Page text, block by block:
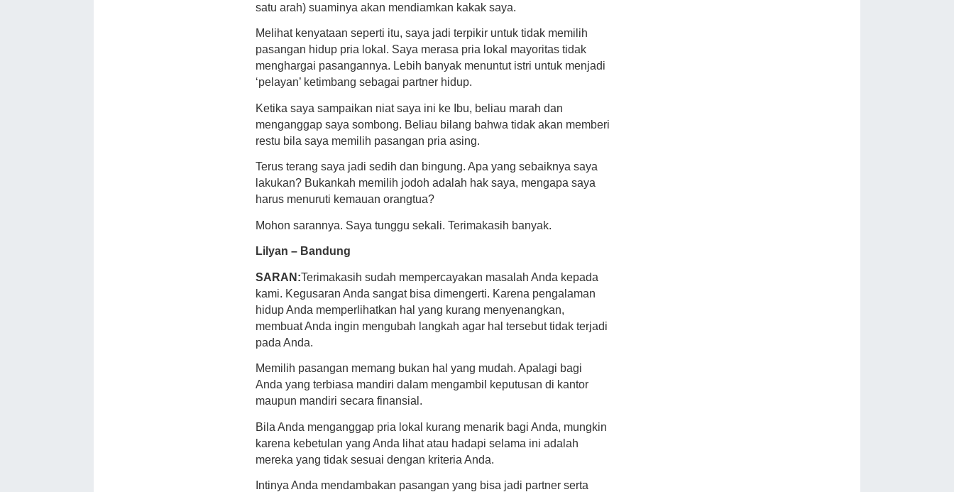
satu arah) suaminya akan mendiamkan kakak saya.
Melihat kenyataan seperti itu, saya jadi terpikir untuk tidak memilih
pasangan hidup pria lokal. Saya merasa pria lokal mayoritas tidak
menghargai pasangannya. Lebih banyak menuntut istri untuk menjadi
‘pelayan’ ketimbang sebagai partner hidup.
Ketika saya sampaikan niat saya ini ke Ibu, beliau marah dan
menganggap saya sombong. Beliau bilang bahwa tidak akan memberi
restu bila saya memilih pasangan pria asing.
Terus terang saya jadi sedih dan bingung. Apa yang sebaiknya saya
lakukan? Bukankah memilih jodoh adalah hak saya, mengapa saya
harus menuruti kemauan orangtua?
Mohon sarannya. Saya tunggu sekali. Terimakasih banyak.
Lilyan – Bandung
SARAN:Terimakasih sudah mempercayakan masalah Anda kepada
kami. Kegusaran Anda sangat bisa dimengerti. Karena pengalaman
hidup Anda memperlihatkan hal yang kurang menyenangkan,
membuat Anda ingin mengubah langkah agar hal tersebut tidak terjadi
pada Anda.
Memilih pasangan memang bukan hal yang mudah. Apalagi bagi
Anda yang terbiasa mandiri dalam mengambil keputusan di kantor
maupun mandiri secara finansial.
Bila Anda menganggap pria lokal kurang menarik bagi Anda, mungkin
karena kebetulan yang Anda lihat atau hadapi selama ini adalah
mereka yang tidak sesuai dengan kriteria Anda.
Intinya Anda mendambakan pasangan yang bisa jadi partner serta